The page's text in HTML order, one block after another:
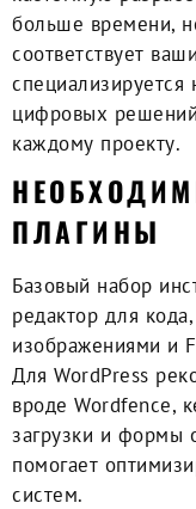
больше времени,
соответствует
цифровых
каждому проекту.
ПЛАГИНЫ
Базовый набор
редактор для
изображениями и
Для WordPress
вроде Wordfence,
загрузки и формы
помогает
систем.